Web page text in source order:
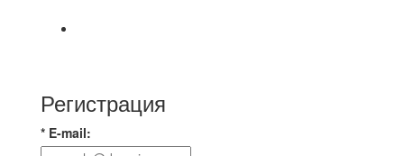
Регистрация
* E-mail: